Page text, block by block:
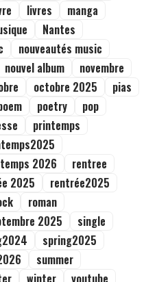
livres
manga
Nantes
nouveautés music
nouvel album
novembre
octobre 2025
pias
poetry
pop
printemps
2026
rentree
2025
rentrée2025
roman
2025
single
spring2025
summer
winter
youtube